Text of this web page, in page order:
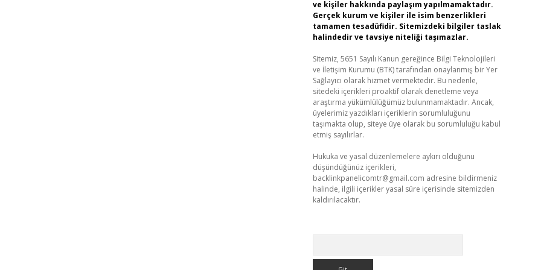
ve kişiler hakkında paylaşım yapılmamaktadır.
Gerçek kurum ve kişiler ile isim benzerlikleri
tamamen tesadüfidir. Sitemizdeki bilgiler taslak
halindedir ve tavsiye niteliği taşımazlar.
Sitemiz, 5651 Sayılı Kanun gereğince Bilgi Teknolojileri
ve İletişim Kurumu (BTK) tarafından onaylanmış bir Yer
Sağlayıcı olarak hizmet vermektedir. Bu nedenle,
sitedeki içerikleri proaktif olarak denetleme veya
araştırma yükümlülüğümüz bulunmamaktadır. Ancak,
üyelerimiz yazdıkları içeriklerin sorumluluğunu
taşımakta olup, siteye üye olarak bu sorumluluğu kabul
etmiş sayılırlar.
Hukuka ve yasal düzenlemelere aykırı olduğunu
düşündüğünüz içerikleri,
backlinkpanelicomtr@gmail.com adresine bildirmeniz
halinde, ilgili içerikler yasal süre içerisinde sitemizden
kaldırılacaktır.